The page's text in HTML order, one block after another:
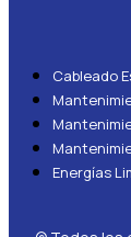
Cableado
Energías